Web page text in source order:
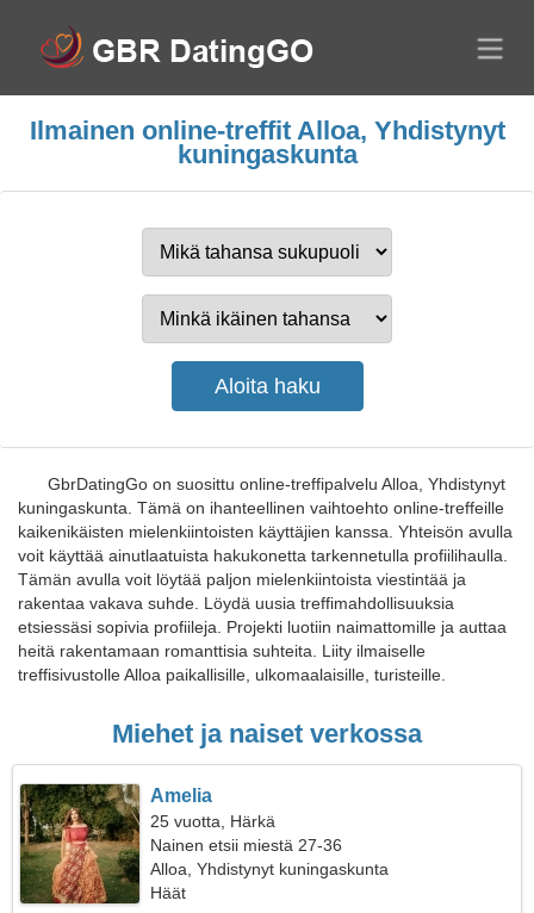
Ilmainen online-treffit Alloa, Yhdistynyt
kuningaskunta
GbrDatingGo on suosittu online-treffipalvelu Alloa, Yhdistynyt
kuningaskunta. Tämä on ihanteellinen vaihtoehto online-treffeille
kaikenikäisten mielenkiintoisten käyttäjien kanssa. Yhteisön avulla
voit käyttää ainutlaatuista hakukonetta tarkennetulla profiilihaulla.
Tämän avulla voit löytää paljon mielenkiintoista viestintää ja
rakentaa vakava suhde. Löydä uusia treffimahdollisuuksia
etsiessäsi sopivia profiileja. Projekti luotiin naimattomille ja auttaa
heitä rakentamaan romanttisia suhteita. Liity ilmaiselle
treffisivustolle Alloa paikallisille, ulkomaalaisille, turisteille.
Miehet ja naiset verkossa
Amelia
25 vuotta, Härkä
Nainen etsii miestä 27-36
Alloa, Yhdistynyt kuningaskunta
Häät